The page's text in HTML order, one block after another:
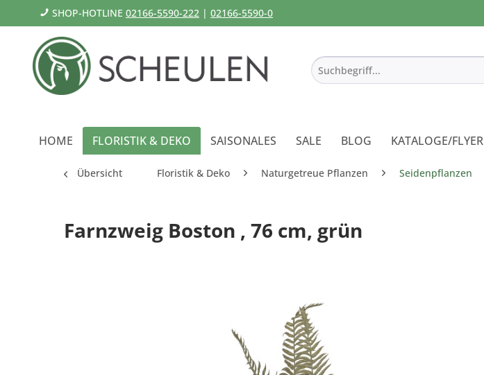
SHOP-HOTLINE 02166-5590-222 | 02166-5590-0
HOME FLORISTIK & DEKO SAISONALES SALE BLOG KATALOGE/FLYER
Übersicht Floristik & Deko Naturgetreue Pflanzen Seidenpflanzen
Farnzweig Boston , 76 cm, grün